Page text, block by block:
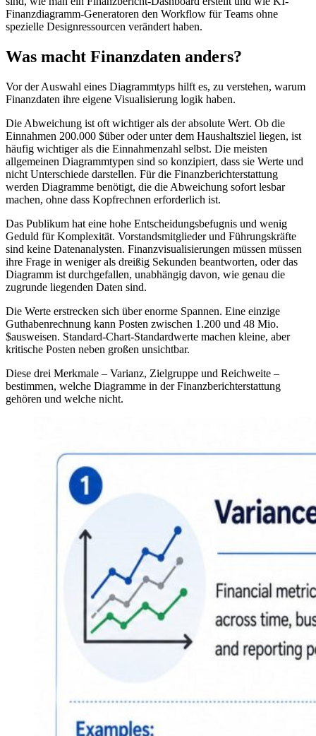
Finanzdiagramm-Generatoren den Workflow für Teams ohne
spezielle Designressourcen verändert haben.
Was macht Finanzdaten anders?
Vor der Auswahl eines Diagrammtyps hilft es, zu verstehen, warum
Finanzdaten ihre eigene Visualisierung logik haben.
Die Abweichung ist oft wichtiger als der absolute Wert. Ob die
Einnahmen 200.000 $über oder unter dem Haushaltsziel liegen, ist
häufig wichtiger als die Einnahmenzahl selbst. Die meisten
allgemeinen Diagrammtypen sind so konzipiert, dass sie Werte und
nicht Unterschiede darstellen. Für die Finanzberichterstattung
werden Diagramme benötigt, die die Abweichung sofort lesbar
machen, ohne dass Kopfrechnen erforderlich ist.
Das Publikum hat eine hohe Entscheidungsbefugnis und wenig
Geduld für Komplexität. Vorstandsmitglieder und Führungskräfte
sind keine Datenanalysten. Finanzvisualisierungen müssen müssen
ihre Frage in weniger als dreißig Sekunden beantworten, oder das
Diagramm ist durchgefallen, unabhängig davon, wie genau die
zugrunde liegenden Daten sind.
Die Werte erstrecken sich über enorme Spannen. Eine einzige
Guthabenrechnung kann Posten zwischen 1.200 und 48 Mio.
$ausweisen. Standard-Chart-Standardwerte machen kleine, aber
kritische Posten neben großen unsichtbar.
Diese drei Merkmale – Varianz, Zielgruppe und Reichweite –
bestimmen, welche Diagramme in der Finanzberichterstattung
gehören und welche nicht.